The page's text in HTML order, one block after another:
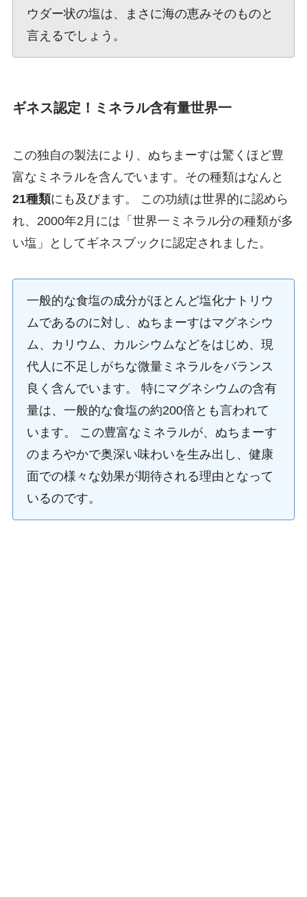
ウダー状の塩は、まさに海の恵みそのものと
言えるでしょう。
ギネス認定！ミネラル含有量世界一
この独自の製法により、ぬちまーすは驚くほど豊
富なミネラルを含んでいます。その種類はなんと
21種類にも及びます。 この功績は世界的に認めら
れ、2000年2月には「世界一ミネラル分の種類が多
い塩」としてギネスブックに認定されました。
一般的な食塩の成分がほとんど塩化ナトリウ
ムであるのに対し、ぬちまーすはマグネシウ
ム、カリウム、カルシウムなどをはじめ、現
代人に不足しがちな微量ミネラルをバランス
良く含んでいます。 特にマグネシウムの含有
量は、一般的な食塩の約200倍とも言われて
います。 この豊富なミネラルが、ぬちまーす
のまろやかで奥深い味わいを生み出し、健康
面での様々な効果が期待される理由となって
いるのです。